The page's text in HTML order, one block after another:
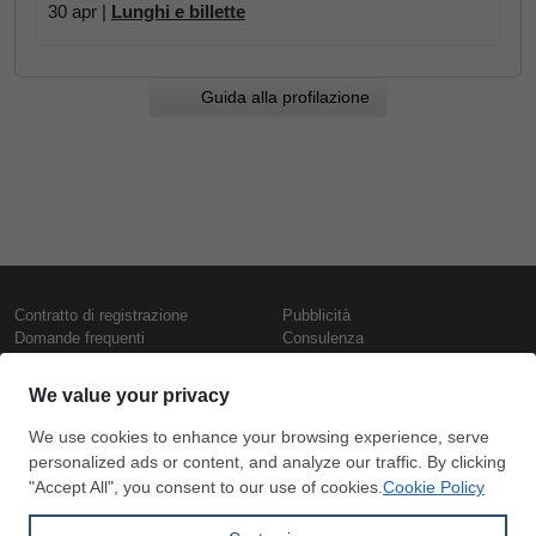
30 apr | Lunghi e billette
Guida alla profilazione
Contratto di registrazione
Domande frequenti
Presentazione
Contattaci
Termini di utilizzo
Politica di riservatezza
Pubblicità
Consulenza
Prezzi e indici
Marketplace Inc.